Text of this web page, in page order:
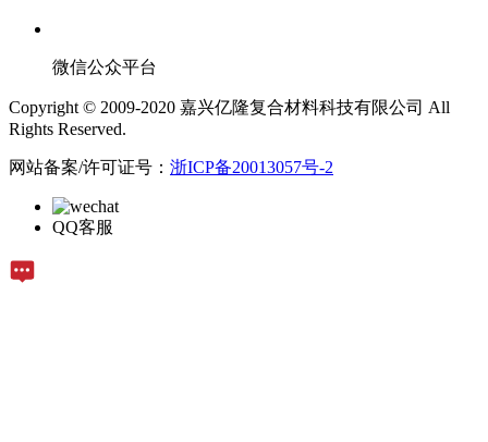
微信公众平台
Copyright © 2009-2020 嘉兴亿隆复合材料科技有限公司 All
Rights Reserved.
网站备案/许可证号： 浙ICP备20013057号-2
QQ客服